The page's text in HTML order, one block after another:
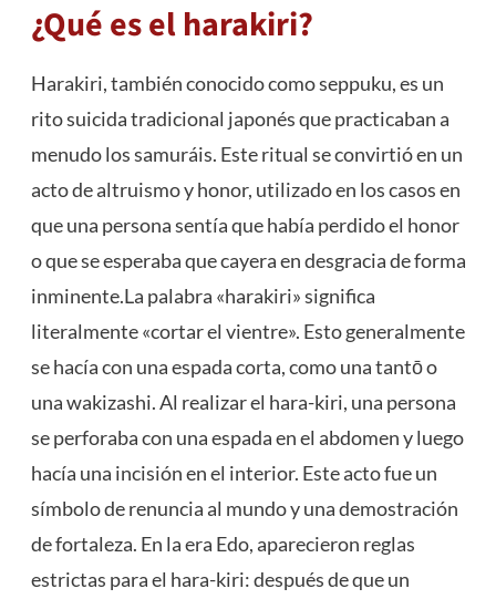
¿Qué es el harakiri?
Harakiri, también conocido como seppuku, es un
rito suicida tradicional japonés que practicaban a
menudo los samuráis. Este ritual se convirtió en un
acto de altruismo y honor, utilizado en los casos en
que una persona sentía que había perdido el honor
o que se esperaba que cayera en desgracia de forma
inminente.La palabra «harakiri» significa
literalmente «cortar el vientre». Esto generalmente
se hacía con una espada corta, como una tantō o
una wakizashi. Al realizar el hara-kiri, una persona
se perforaba con una espada en el abdomen y luego
hacía una incisión en el interior. Este acto fue un
símbolo de renuncia al mundo y una demostración
de fortaleza. En la era Edo, aparecieron reglas
estrictas para el hara-kiri: después de que un